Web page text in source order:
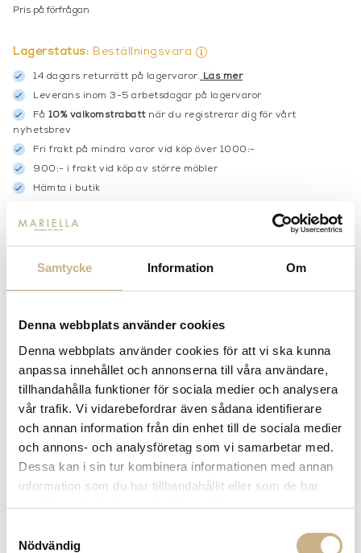
Samtycke Information Om
Denna webbplats använder cookies
Denna webbplats använder cookies för att vi ska kunna
anpassa innehållet och annonserna till våra användare,
tillhandahålla funktioner för sociala medier och analysera
vår trafik. Vi vidarebefordrar även sådana identifierare
och annan information från din enhet till de sociala medier
och annons- och analysföretag som vi samarbetar med.
Dessa kan i sin tur kombinera informationen med annan
information som du har tillhandahållit eller som de har
samlat in när du har använt deras tjänster.
Nödvändig
Pris på förfrågan
Lagerstatus: Beställningsvara
14 dagars returrätt på lagervaror. Läs mer
Leverans inom 3-5 arbetsdagar på lagervaror
Få 10% välkomstrabattnär du registrerar dig för vårt
nyhetsbrev
Fri frakt på mindra varor vid köp över 1000:-
900:- i frakt vid köp av större möbler
Hämta i butik
FRÅGA OSS OM PRODUKTEN
SPECIFIKATIONER